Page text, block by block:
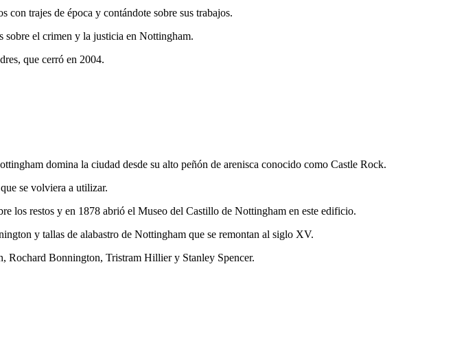
con trajes de época y contándote sobre sus trabajos.
sobre el crimen y la justicia en Nottingham.
que cerró en 2004.
domina la ciudad desde su alto peñón de arenisca conocido como Castle Rock.
se volviera a utilizar.
los restos y en 1878 abrió el Museo del Castillo de Nottingham en este edificio.
y tallas de alabastro de Nottingham que se remontan al siglo XV.
Bonnington, Tristram Hillier y Stanley Spencer.